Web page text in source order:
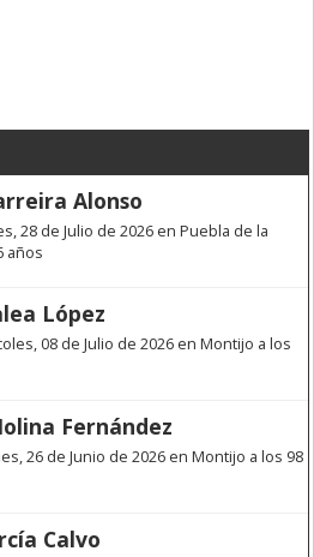
Alonso
28 de Julio de 2026 en Puebla de la
años
López
08 de Julio de 2026 en Montijo a los
Fernández
26 de Junio de 2026 en Montijo a los 98
Calvo